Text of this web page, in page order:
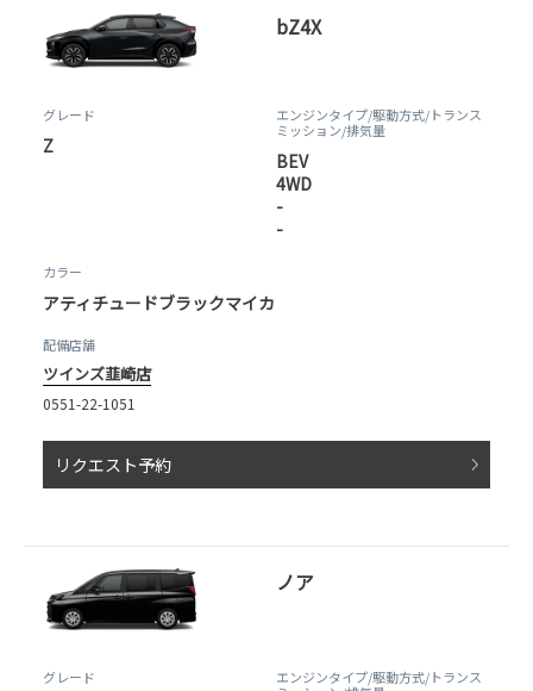
bZ4X
グレード
Z
エンジンタイプ/駆動方式/トランス
ミッション/排気量
BEV
4WD
-
-
カラー
アティチュードブラックマイカ
配備店舗
ツインズ韮崎店
0551-22-1051
リクエスト予約
ノア
グレード エンジンタイプ/駆動方式/トランス